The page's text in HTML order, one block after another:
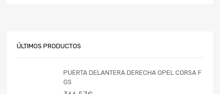
ÚLTIMOS PRODUCTOS
PUERTA DELANTERA DERECHA OPEL CORSA F
GS